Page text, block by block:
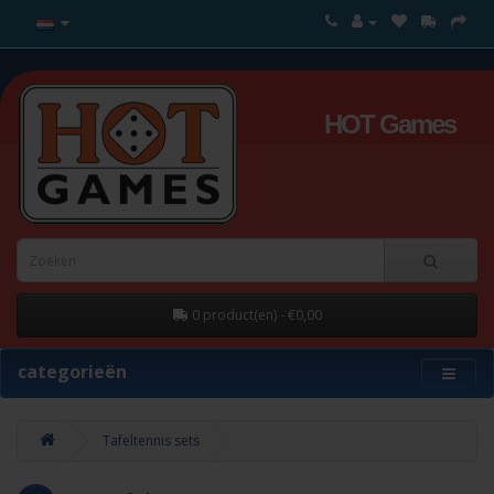
HOT Games
0 product(en) - €0,00
categorieën
Tafeltennis sets